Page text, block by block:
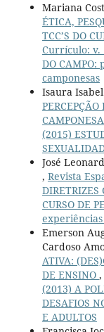
Mariana
ÉTICA,
TCC’S DO
Currículo: v.
DO
camponesas
Isaura
(2015)
José
, Revista
DIRETRIZES
CURSO DE
Emerson
Cardoso
ATIVA:
DE ENSINO ,
(2013) A
DESAFIOS
E ADULTOS